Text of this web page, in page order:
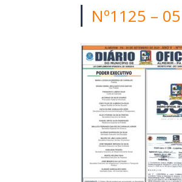
Nº1125 –